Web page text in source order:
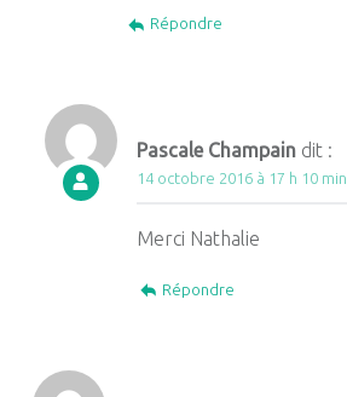
Répondre
Pascale Champain dit :
14 octobre 2016 à 17 h 10 min
Merci Nathalie
Répondre